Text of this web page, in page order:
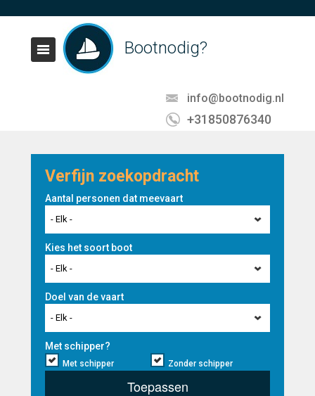
Bootnodig?
info@bootnodig.nl
+31850876340
Verfijn zoekopdracht
Aantal personen dat meevaart
- Elk -
Kies het soort boot
- Elk -
Doel van de vaart
- Elk -
Met schipper?
Met schipper Zonder schipper
Toepassen